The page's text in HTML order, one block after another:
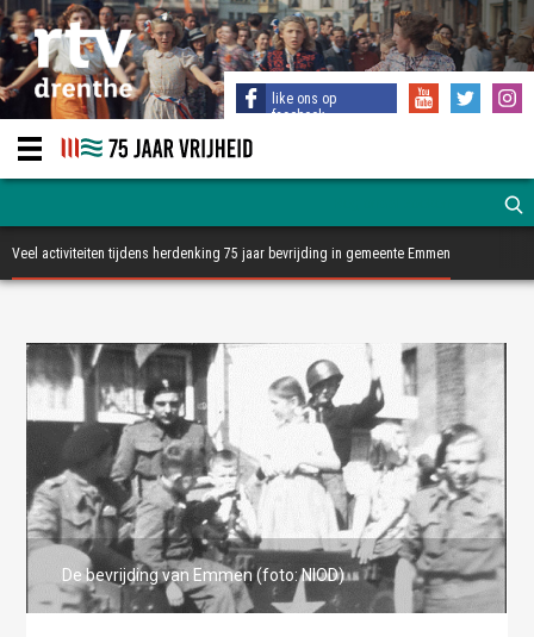
like ons op
facebook
Veel activiteiten tijdens herdenking 75 jaar bevrijding in gemeente Emmen
De bevrijding van Emmen (foto: NIOD)